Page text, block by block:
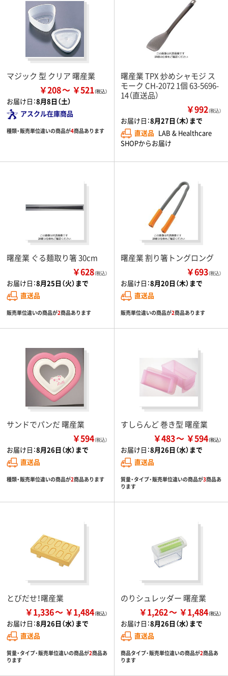
マジック 型 クリア 曙産業
￥208 ￥521
お届け日：8月8日（土）
アスクル在庫商品
種類・販売単位違いの商品が4商品あります
曙産業 TPX 炒めシャモジ ス
モーク CH-2072 1個 63-5696-
14（直送品）
￥992（税込）
お届け日：8月27日（木）まで
直送品 LAB & Healthcare
SHOPからお届け
曙産業 ぐる麺取り箸 30cm
￥628（税込）
お届け日：8月25日（火）まで
直送品
販売単位違いの商品が2商品あります
曙産業 割り箸トングロング
￥693（税込）
お届け日：8月20日（木）まで
直送品
販売単位違いの商品が2商品あります
サンドでパンだ 曙産業
￥594（税込）
お届け日：8月26日（水）まで
直送品
種類・販売単位違いの商品が2商品あります
すしらんど 巻き型 曙産業
￥483 ￥594
お届け日：8月26日（水）まで
直送品
質量・タイプ・販売単位違いの商品が3商品あ
ります
とびだせ！曙産業
￥1,336 ￥1,484
お届け日：8月26日（水）まで
直送品
質量・タイプ・販売単位違いの商品が2商品あ
ります
のりシュレッダー 曙産業
￥1,262 ￥1,484
お届け日：8月26日（水）まで
直送品
商品タイプ・販売単位違いの商品が2商品あ
ります